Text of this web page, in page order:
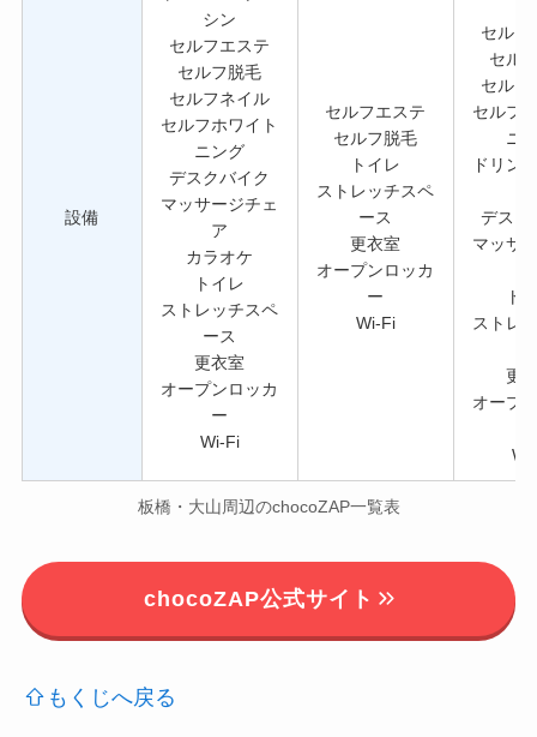
設備
シン
セルフエステ
セルフ脱毛
セルフネイル
セルフホワイト
ニング
デスクバイク
マッサージチェ
ア
カラオケ
トイレ
ストレッチスペ
ース
更衣室
オープンロッカ
ー
Wi-Fi
セルフエステ
セルフ脱毛
トイレ
ストレッチスペ
ース
更衣室
オープンロッカ
ー
Wi-Fi
セルフ
セル
セルフ
セルフ
ニ
ドリン
デスク
マッサ
ト
ストレ
更
オープ
板橋・大山周辺のchocoZAP一覧表
chocoZAP公式サイト
もくじへ戻る